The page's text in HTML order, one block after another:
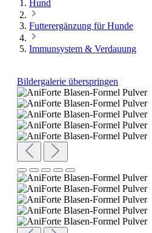
Hund
Futterergänzung für Hunde
Immunsystem & Verdauung
Bildergalerie überspringen